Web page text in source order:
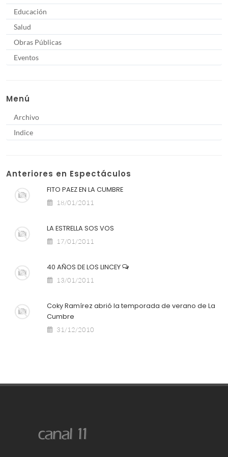
Educación
Salud
Obras Públicas
Eventos
Menú
Archivo
Indice
Anteriores en Espectáculos
FITO PAEZ EN LA CUMBRE
18/01/2011
LA ESTRELLA SOS VOS
17/01/2011
40 AÑOS DE LOS LINCEY
13/01/2011
Coky Ramírez abrió la temporada de verano de La
Cumbre
31/12/2010